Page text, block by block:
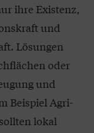
ihre Existenz,
und
Lösungen
oder
und
Beispiel Agri-
lokal